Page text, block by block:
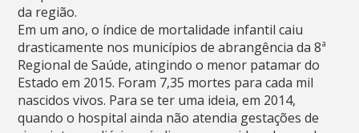
da região.
Em um ano, o índice de mortalidade infantil caiu
drasticamente nos municípios de abrangência da 8ª
Regional de Saúde, atingindo o menor patamar do
Estado em 2015. Foram 7,35 mortes para cada mil
nascidos vivos. Para se ter uma ideia, em 2014,
quando o hospital ainda não atendia gestações de